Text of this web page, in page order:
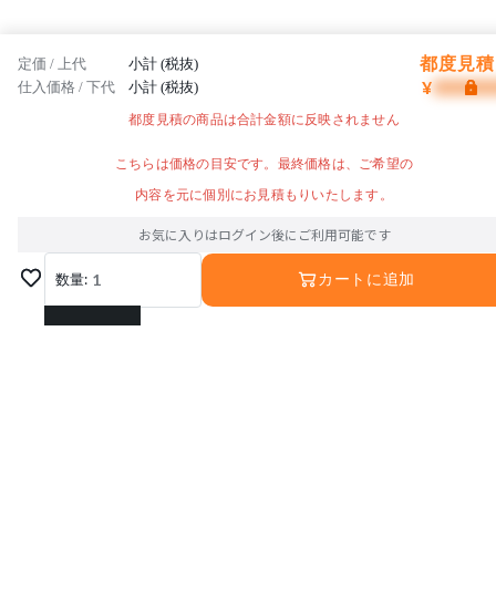
定価 / 上代 小計 (税抜) 都度見
仕入価格 / 下代 小計 (税抜) ¥
都度見積の商品は合計金額に反映されません
こちらは価格の目安です。最終価格は、ご希望の
内容を元に個別にお見積もりいたします。
お気に入りはログイン後にご利用可能です
数量: 1
1
カートに追加